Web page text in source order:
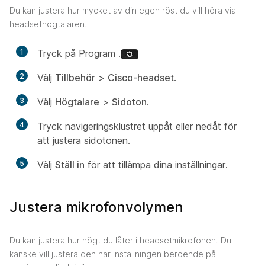
Du kan justera hur mycket av din egen röst du vill höra via
headsethögtalaren.
1 Tryck på Program .
2 Välj Tillbehör > Cisco-headset.
3 Välj Högtalare > Sidoton.
4
Tryck navigeringsklustret uppåt eller nedåt för
att justera sidotonen.
5 Välj Ställ in för att tillämpa dina inställningar.
Justera mikrofonvolymen
Du kan justera hur högt du låter i headsetmikrofonen. Du
kanske vill justera den här inställningen beroende på